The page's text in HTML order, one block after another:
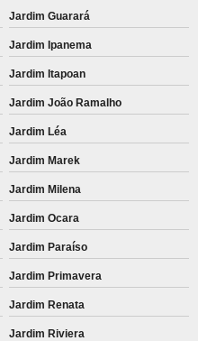
Jardim Guarará
Jardim Ipanema
Jardim Itapoan
Jardim João Ramalho
Jardim Léa
Jardim Marek
Jardim Milena
Jardim Ocara
Jardim Paraíso
Jardim Primavera
Jardim Renata
Jardim Riviera